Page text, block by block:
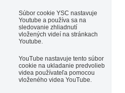
Súbor cookie YSC nastavuje
Youtube a používa sa na
sledovanie zhliadnutí
vložených videí na stránkach
Youtube.
YouTube nastavuje tento súbor
cookie na ukladanie predvolieb
videa používateľa pomocou
vloženého videa YouTube.